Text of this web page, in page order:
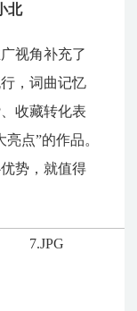
北
视角补充了
，词曲记忆
收藏转化表
点”的作品。
势，就值得